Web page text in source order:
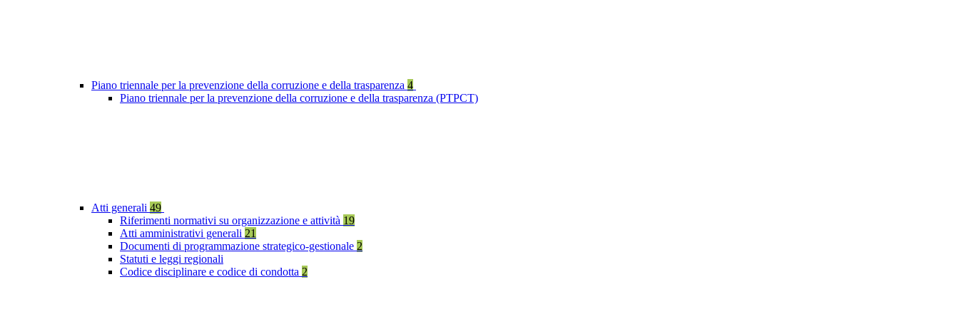
Piano triennale per la prevenzione della corruzione e della trasparenza 4
Piano triennale per la prevenzione della corruzione e della trasparenza (PTPCT)
Atti generali 49
Riferimenti normativi su organizzazione e attività 19
Atti amministrativi generali 21
Documenti di programmazione strategico-gestionale 2
Statuti e leggi regionali
Codice disciplinare e codice di condotta 2